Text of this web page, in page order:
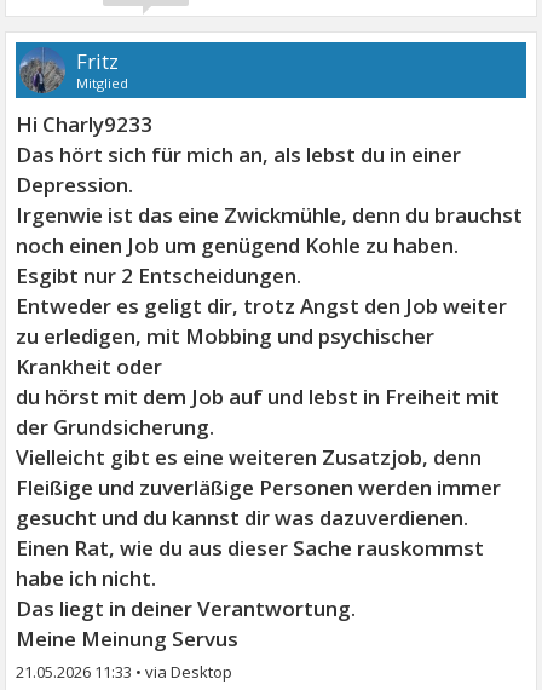
Fritz
Mitglied
Hi Charly9233
Das hört sich für mich an, als lebst du in einer
Depression.
Irgenwie ist das eine Zwickmühle, denn du brauchst
noch einen Job um genügend Kohle zu haben.
Esgibt nur 2 Entscheidungen.
Entweder es geligt dir, trotz Angst den Job weiter
zu erledigen, mit Mobbing und psychischer
Krankheit oder
du hörst mit dem Job auf und lebst in Freiheit mit
der Grundsicherung.
Vielleicht gibt es eine weiteren Zusatzjob, denn
Fleißige und zuverläßige Personen werden immer
gesucht und du kannst dir was dazuverdienen.
Einen Rat, wie du aus dieser Sache rauskommst
habe ich nicht.
Das liegt in deiner Verantwortung.
Meine Meinung Servus
21.05.2026 11:33 •